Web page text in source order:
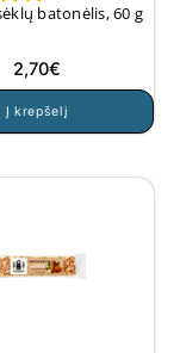
batonėlis, 60 g
2,70€
Į krepšelį